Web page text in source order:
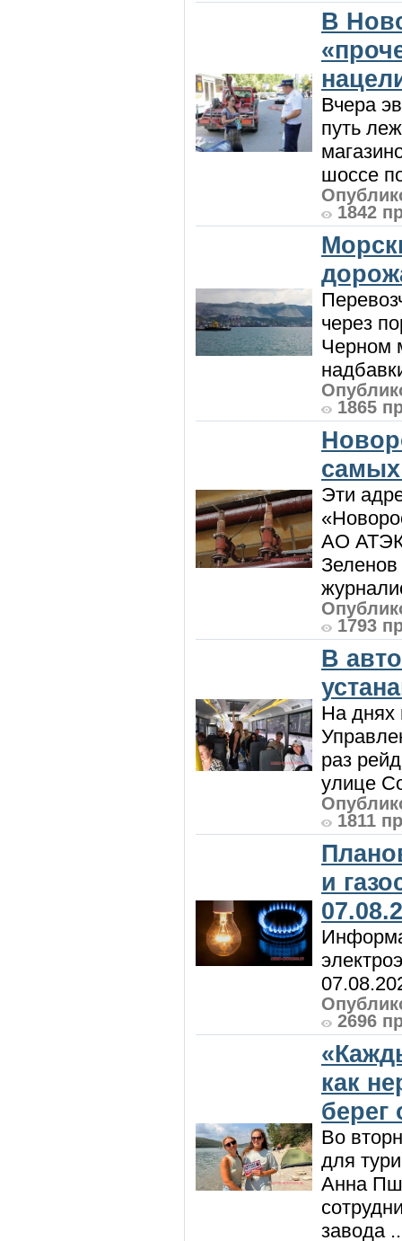
В
Вчера
путь
шоссе
1842
через
Черном
1865
Эти
АО АТЭК
Зеленов
1793
В
На днях
раз
улице
1811
и
2696
как
берег
Во
для
Анна
завода